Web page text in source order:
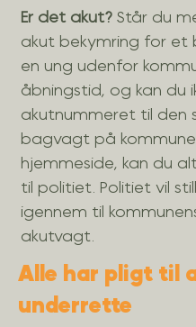
Er det akut? Står du
akut bekymring for et
en ung udenfor
åbningstid, og kan du
akutnummeret til den
bagvagt på
hjemmeside, kan du
til politiet. Politiet vil
igennem til
akutvagt.
Alle har pligt til
underrette